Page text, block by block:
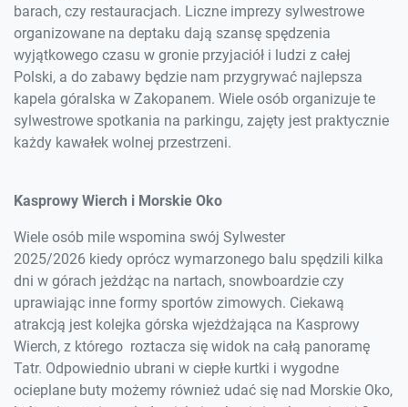
barach, czy restauracjach. Liczne imprezy sylwestrowe
organizowane na deptaku dają szansę spędzenia
wyjątkowego czasu w gronie przyjaciół i ludzi z całej
Polski, a do zabawy będzie nam przygrywać najlepsza
kapela góralska w Zakopanem. Wiele osób organizuje te
sylwestrowe spotkania na parkingu, zajęty jest praktycznie
każdy kawałek wolnej przestrzeni.
Kasprowy Wierch i Morskie Oko
Wiele osób mile wspomina swój Sylwester
2025/2026 kiedy oprócz wymarzonego balu spędzili kilka
dni w górach jeżdżąc na nartach, snowboardzie czy
uprawiając inne formy sportów zimowych. Ciekawą
atrakcją jest kolejka górska wjeżdżająca na Kasprowy
Wierch, z którego roztacza się widok na całą panoramę
Tatr. Odpowiednio ubrani w ciepłe kurtki i wygodne
ocieplane buty możemy również udać się nad Morskie Oko,